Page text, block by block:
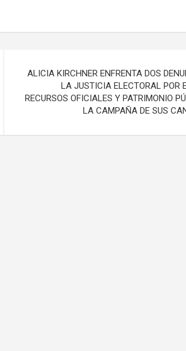
ALICIA KIRCHNER ENFRENTA DOS
LA JUSTICIA ELECTORAL POR
RECURSOS OFICIALES Y PATRIMONIO
LA CAMPAÑA DE SUS